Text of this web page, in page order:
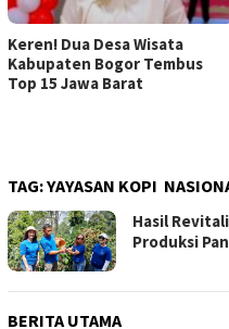
Keren! Dua Desa Wisata
Kabupaten Bogor Tembus
Top 15 Jawa Barat
TAG:YAYASAN KOPI
Hasil
Produksi
BERITA UTAMA